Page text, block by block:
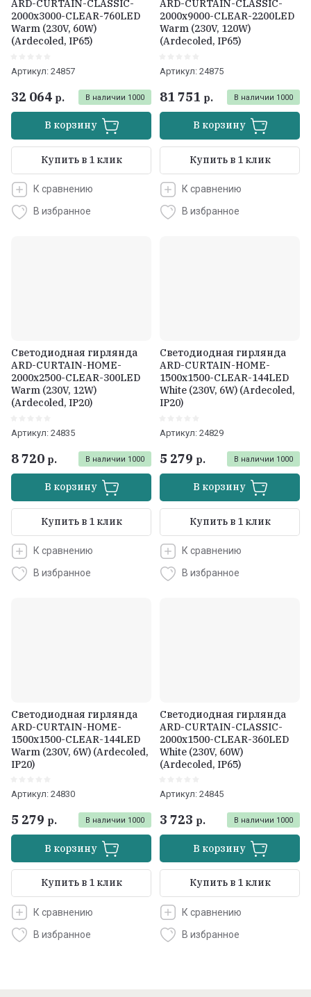
ARD-CURTAIN-CLASSIC-
2000x3000-CLEAR-760LED
Warm (230V, 60W)
(Ardecoled, IP65)
Артикул: 24857
В наличии 1000
32 064 р.
В корзину
Купить в 1 клик
К сравнению
В избранное
ARD-CURTAIN-CLASSIC-
2000x9000-CLEAR-2200LED
Warm (230V, 120W)
(Ardecoled, IP65)
Артикул: 24875
В наличии 1000
81 751 р.
В корзину
Купить в 1 клик
К сравнению
В избранное
Светодиодная гирлянда
ARD-CURTAIN-HOME-
2000x2500-CLEAR-300LED
Warm (230V, 12W)
(Ardecoled, IP20)
Артикул: 24835
В наличии 1000
8 720 р.
В корзину
Купить в 1 клик
К сравнению
В избранное
Светодиодная гирлянда
ARD-CURTAIN-HOME-
1500x1500-CLEAR-144LED
White (230V, 6W) (Ardecoled,
IP20)
Артикул: 24829
В наличии 1000
5 279 р.
В корзину
Купить в 1 клик
К сравнению
В избранное
Светодиодная гирлянда
ARD-CURTAIN-HOME-
1500x1500-CLEAR-144LED
Warm (230V, 6W) (Ardecoled,
IP20)
Артикул: 24830
В наличии 1000
5 279 р.
В корзину
Купить в 1 клик
К сравнению
В избранное
Светодиодная гирлянда
ARD-CURTAIN-CLASSIC-
2000x1500-CLEAR-360LED
White (230V, 60W)
(Ardecoled, IP65)
Артикул: 24845
В наличии 1000
3 723 р.
В корзину
Купить в 1 клик
К сравнению
В избранное